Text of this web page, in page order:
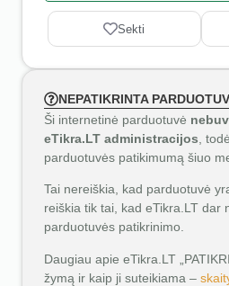
Sekti
NEPATIKRINTA
Ši internetinė parduotuvė
eTikra.LT administracijos ,
parduotuvės patikimumą šiuo
Tai nereiškia, kad parduotuvė
reiškia tik tai, kad eTikra.LT dar
parduotuvės patikrinimo.
Daugiau apie eTikra.LT
žymą ir kaip ji suteikiama –